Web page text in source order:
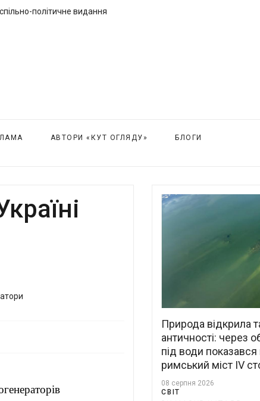
АВТОРИ «КУТ ОГЛЯДУ» БЛОГИ
Природа відкрила
античності: через
під води
римський міст IV
08 серпня 2026
СВІТ